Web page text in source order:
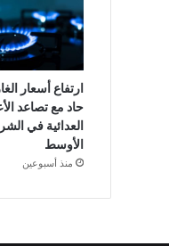
ارتفاع أسعار
حاد مع تصاعد
العدائية في
الأوسط
منذ أسبوعين